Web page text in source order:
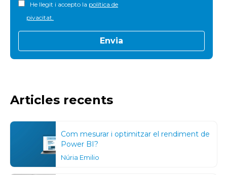
He llegit i accepto la política de
pivacitat.
Articles recents
Com mesurar i optimitzar el rendiment de
Power BI?
Núria Emilio